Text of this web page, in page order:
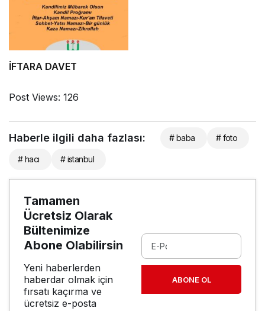
İFTARA DAVET
Post Views: 126
Haberle ilgili daha fazlası: # baba # foto
# hacı # istanbul
Tamamen
Ücretsiz Olarak
Bültenimize
Abone Olabilirsin
Yeni haberlerden
haberdar olmak için
fırsatı kaçırma ve
ücretsiz e-posta
ABONE OL